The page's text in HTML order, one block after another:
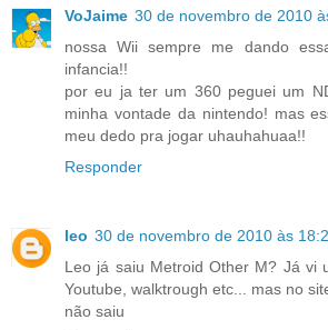
VoJaime 30 de novembro de 2010
nossa Wii sempre me dando
infancia!!
por eu ja ter um 360 peguei um
minha vontade da nintendo! mas
meu dedo pra jogar uhauhahuaa!!
Responder
leo 30 de novembro de 2010 às
Leo já saiu Metroid Other M? Já vi
Youtube, walktrough etc... mas no
não saiu